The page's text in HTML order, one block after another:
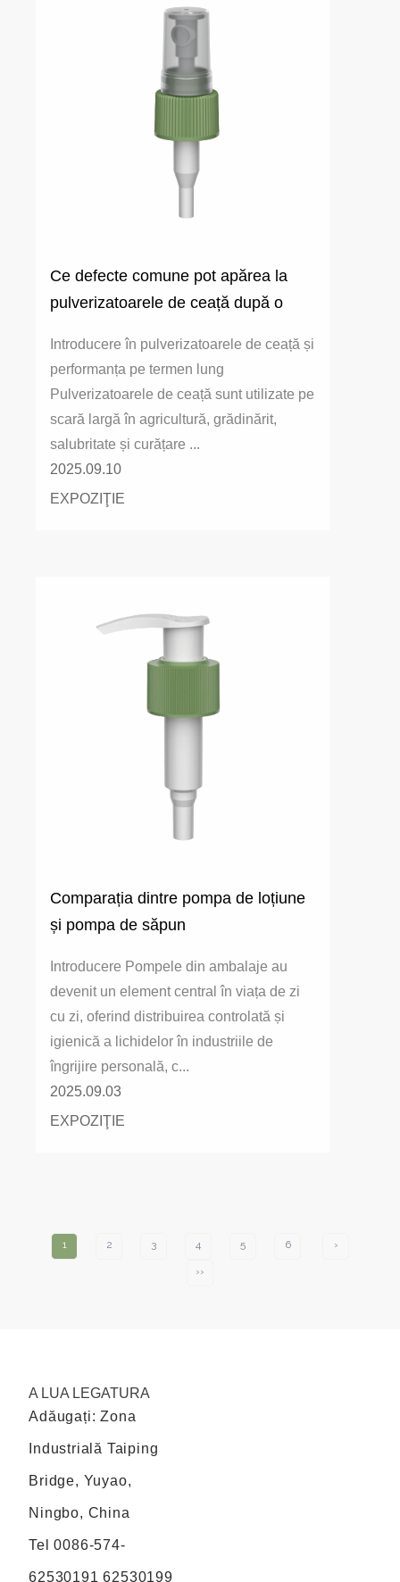
Ce defecte comune pot apărea la
pulverizatoarele de ceață după o
Introducere în pulverizatoarele de ceață și
performanța pe termen lung
Pulverizatoarele de ceață sunt utilizate pe
scară largă în agricultură, grădinărit,
salubritate și curățare ...
2025.09.10
EXPOZIŢIE
Comparația dintre pompa de loțiune
și pompa de săpun
Introducere Pompele din ambalaje au
devenit un element central în viața de zi
cu zi, oferind distribuirea controlată și
igienică a lichidelor în industriile de
îngrijire personală, c...
2025.09.03
EXPOZIŢIE
1 2 3 4 5 6 ›
››
A LUA LEGATURA
Adăugați: Zona
Industrială Taiping
Bridge, Yuyao,
Ningbo, China
Tel 0086-574-
62530191 62530199